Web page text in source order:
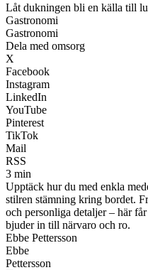
Låt dukningen bli en källa till
Gastronomi
Gastronomi
Dela med omsorg
X
Facebook
Instagram
LinkedIn
YouTube
Pinterest
TikTok
Mail
RSS
3 min
Upptäck hur du med enkla
stilren stämning kring bordet.
och personliga detaljer – här
bjuder in till närvaro och ro.
Ebbe Pettersson
Ebbe
Pettersson